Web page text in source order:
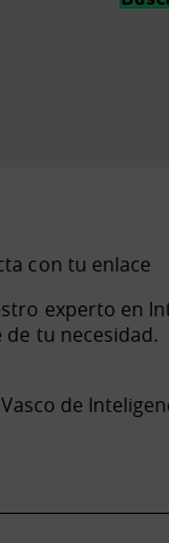
con tu enlace
experto en
de tu necesidad.
de